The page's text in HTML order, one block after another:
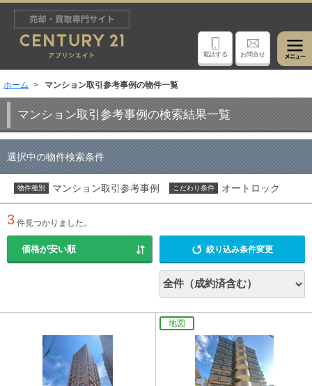
電話する お問合せ
ホーム マンション取引参考事例の物件一覧
マンション取引参考事例の検索結果一覧
選択中の物件検索条件
物件種別 マンション取引参考事例 こだわり条件 オートロック
3 件見つかりました。
絞り込み条件変更
地図